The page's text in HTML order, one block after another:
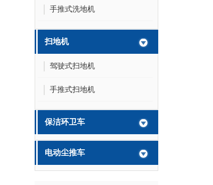
手推式洗地机
扫地机
驾驶式扫地机
手推式扫地机
保洁环卫车
电动尘推车